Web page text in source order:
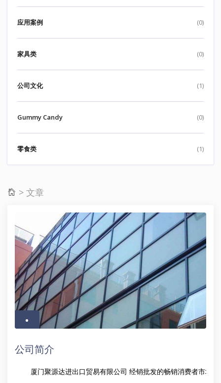
应用案例 (0)
家具类 (0)
公司文化 (1)
Gummy Candy (0)
零食类 (1)
> 文章
公司简介
厦门聚源达进出口贸易有限公司 经销批发的畅销消费者市场，